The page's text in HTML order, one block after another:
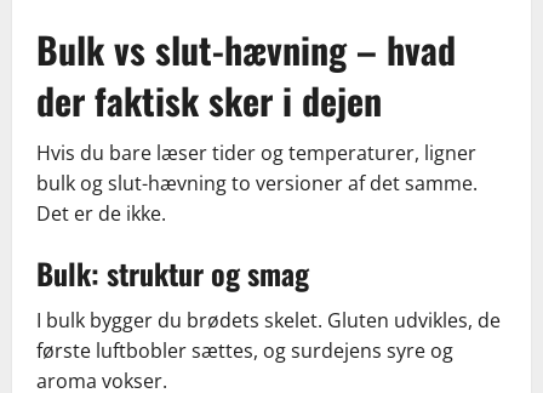
Bulk vs slut-hævning – hvad
der faktisk sker i dejen
Hvis du bare læser tider og temperaturer, ligner
bulk og slut-hævning to versioner af det samme.
Det er de ikke.
Bulk: struktur og smag
I bulk bygger du brødets skelet. Gluten udvikles, de
første luftbobler sættes, og surdejens syre og
aroma vokser.